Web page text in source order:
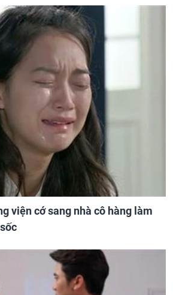
viện cớ sang nhà cô hàng làm